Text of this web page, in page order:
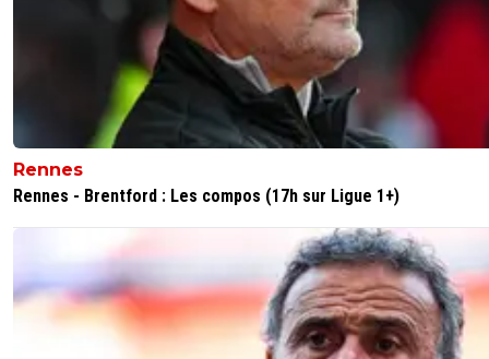
Rennes
Rennes - Brentford : Les compos (17h sur Ligue 1+)